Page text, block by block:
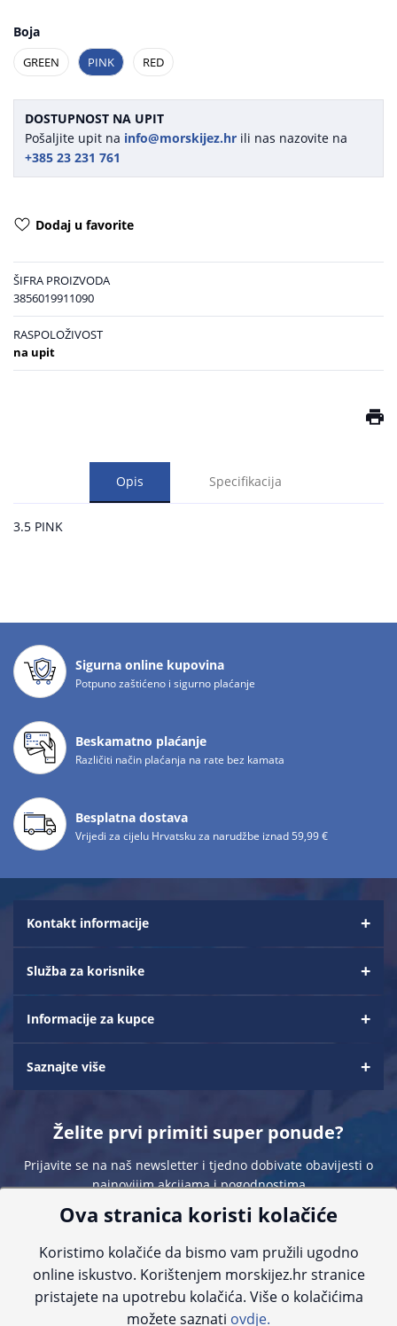
Boja
GREEN PINK RED
DOSTUPNOST NA UPIT
Pošaljite upit na info@morskijez.hr ili nas nazovite na
+385 23 231 761
Dodaj u favorite
ŠIFRA PROIZVODA
3856019911090
RASPOLOŽIVOST
na upit
Opis Specifikacija
3.5 PINK
Sigurna online kupovina
Potpuno zaštićeno i sigurno plaćanje
Beskamatno plaćanje
Različiti način plaćanja na rate bez kamata
Besplatna dostava
Vrijedi za cijelu Hrvatsku za narudžbe iznad 59,99 €
Kontakt informacije
Služba za korisnike
Informacije za kupce
Saznajte više
Želite prvi primiti super ponude?
Prijavite se na naš newsletter i tjedno dobivate obavijesti o
najnovijim akcijama i pogodnostima
Sve navedene cijene sadrže PDV. Pokušavamo osigurati što preciznije
informacije, ali zbog tehnoloških ograničenja ne možemo garantirati potpunu
Ova stranica koristi kolačiće
Koristimo kolačiće da bismo vam pružili ugodno
online iskustvo. Korištenjem morskijez.hr stranice
pristajete na upotrebu kolačića. Više o kolačićima
možete saznati ovdje.